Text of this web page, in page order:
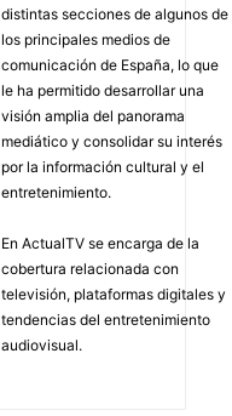
distintas secciones de algunos de
los principales medios de
comunicación de España, lo que
le ha permitido desarrollar una
visión amplia del panorama
mediático y consolidar su interés
por la información cultural y el
entretenimiento.
En ActualTV se encarga de la
cobertura relacionada con
televisión, plataformas digitales y
tendencias del entretenimiento
audiovisual.